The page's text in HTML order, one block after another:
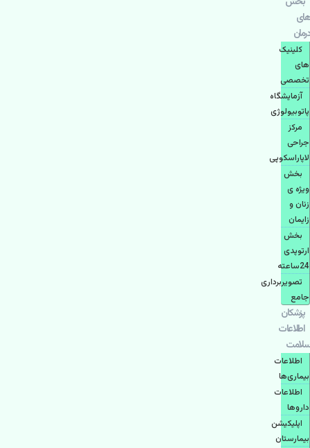
های
درمان
کلینیک
های
تخصصی
آزمایشگاه
پاتوبیولوژی
مرکز
جراحی
لاپاراسکوپی
بخش
ویژه ی
زنان و
زایمان
بخش
ارتوپدی
24ساعته
تصویربرداری
جامع
پزشكان
اطلاعات
سلامت
اطلاعات
بیماری‌ها
اطلاعات
دارو‌ها
اپليكيشن
بيمارستان